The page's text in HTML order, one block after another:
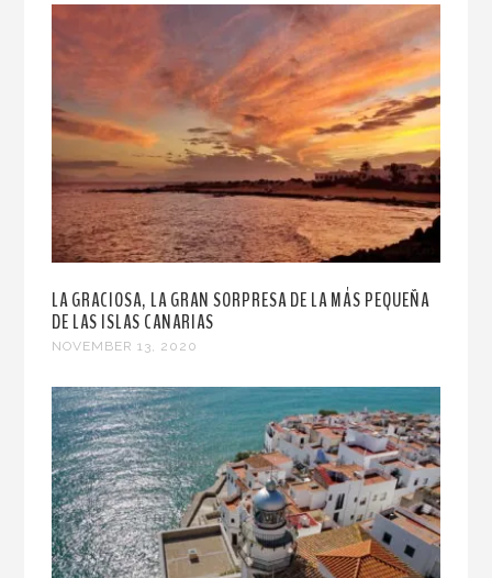
LA GRACIOSA, LA GRAN SORPRESA DE LA MÁS PEQUEÑA
DE LAS ISLAS CANARIAS
NOVEMBER 13, 2020